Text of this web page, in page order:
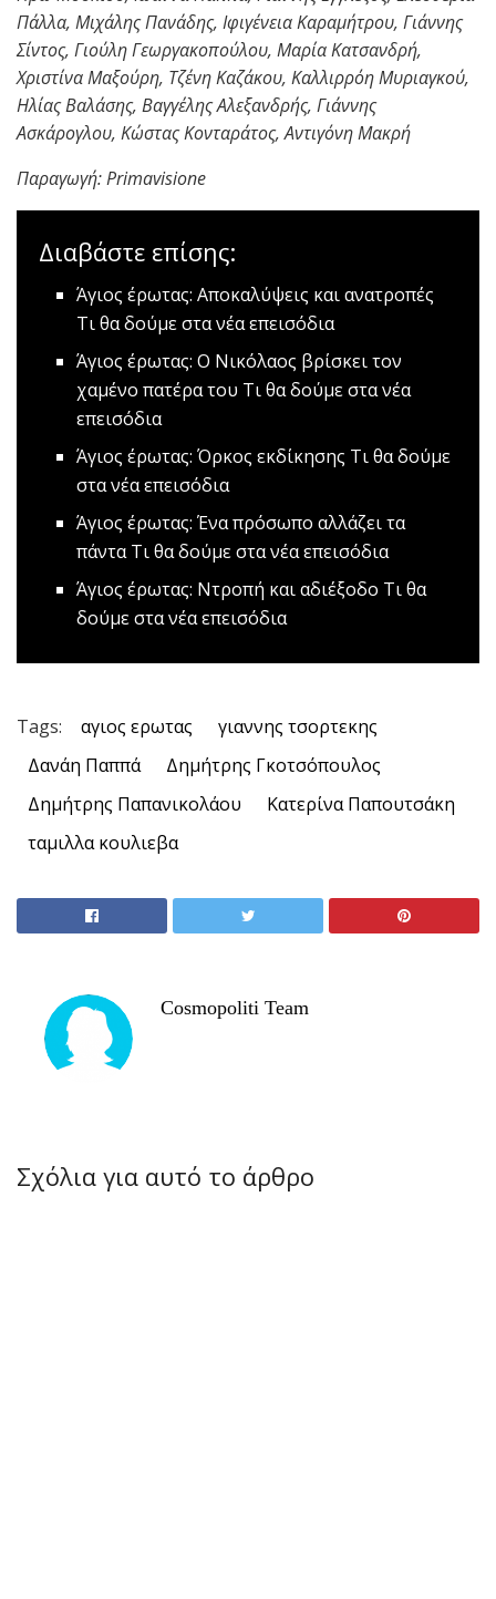
Πάλλα, Μιχάλης Πανάδης, Ιφιγένεια Καραμήτρου, Γιάννης
Σίντος, Γιούλη Γεωργακοπούλου, Μαρία Κατσανδρή,
Χριστίνα Μαξούρη, Τζένη Καζάκου, Καλλιρρόη Μυριαγκού,
Ηλίας Βαλάσης, Βαγγέλης Αλεξανδρής, Γιάννης
Ασκάρογλου, Κώστας Κονταράτος, Αντιγόνη Μακρή
Παραγωγή:Primavisione
Διαβάστε επίσης:
Άγιος έρωτας: Αποκαλύψεις και ανατροπές
Τι θα δούμε στα νέα επεισόδια
Άγιος έρωτας: Ο Νικόλαος βρίσκει τον
χαμένο πατέρα του Τι θα δούμε στα νέα
επεισόδια
Άγιος έρωτας: Όρκος εκδίκησης Τι θα δούμε
στα νέα επεισόδια
Άγιος έρωτας: Ένα πρόσωπο αλλάζει τα
πάνταΤι θα δούμε στα νέα επεισόδια
Άγιος έρωτας: Ντροπή και αδιέξοδο Τι θα
δούμε στα νέα επεισόδια
Tags: αγιος ερωτας
γιαννης τσορτεκης
Δανάη Παππά
Δημήτρης Γκοτσόπουλος
Δημήτρης Παπανικολάου
Κατερίνα Παπουτσάκη
ταμιλλα κουλιεβα
Cosmopoliti Team
Σχόλια για αυτό το άρθρο